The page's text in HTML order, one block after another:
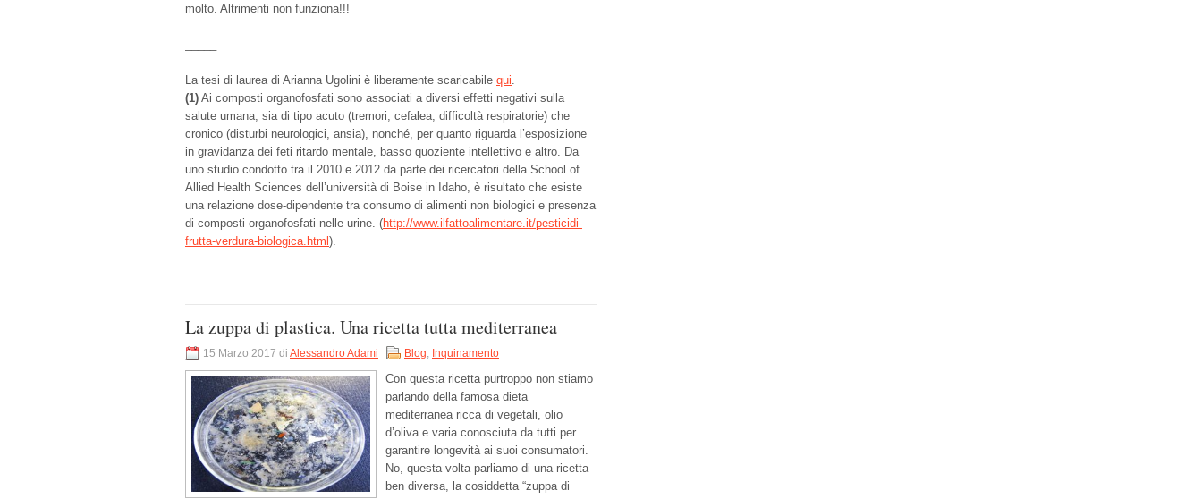
molto. Altrimenti non funziona!!!
La tesi di laurea di Arianna Ugolini è liberamente scaricabile qui.
(1) Ai composti organofosfati sono associati a diversi effetti negativi sulla
salute umana, sia di tipo acuto (tremori, cefalea, difficoltà respiratorie) che
cronico (disturbi neurologici, ansia), nonché, per quanto riguarda l’esposizione
in gravidanza dei feti ritardo mentale, basso quoziente intellettivo e altro. Da
uno studio condotto tra il 2010 e 2012 da parte dei ricercatori della School of
Allied Health Sciences dell’università di Boise in Idaho, è risultato che esiste
una relazione dose-dipendente tra consumo di alimenti non biologici e presenza
di composti organofosfati nelle urine. (http://www.ilfattoalimentare.it/pesticidi-
frutta-verdura-biologica.html ).
La zuppa di plastica. Una ricetta tutta mediterranea
15 Marzo 2017 di Alessandro Adami Blog, Inquinamento
Con questa ricetta purtroppo non stiamo
parlando della famosa dieta
mediterranea ricca di vegetali, olio
d’oliva e varia conosciuta da tutti per
garantire longevità ai suoi consumatori.
No, questa volta parliamo di una ricetta
ben diversa, la cosiddetta “zuppa di